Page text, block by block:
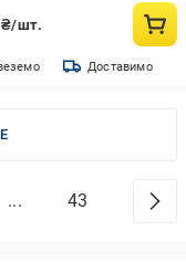
₴/шт.
Доставимо
... 43